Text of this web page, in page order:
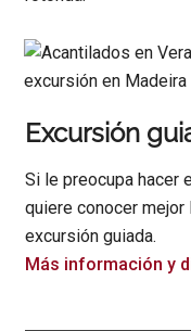
Excursión
Si le preocupa hacer
quiere conocer mejor
excursión guiada.
Más información y